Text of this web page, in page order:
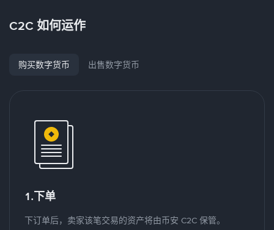
C2C 如何运作
购买数字货币 出售数字货币
1.下单
下订单后，卖家该笔交易的资产将由币安 C2C 保管。